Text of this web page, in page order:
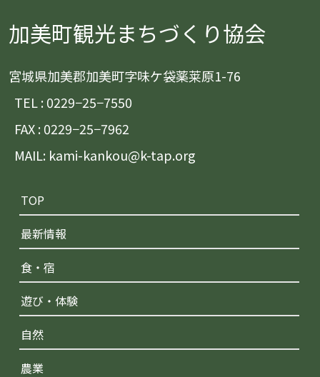
加美町観光まちづくり協会
宮城県加美郡加美町字味ケ袋薬莱原1-76
TEL : 0229−25−7550
FAX : 0229−25−7962
MAIL: kami-kankou@k-tap.org
TOP
最新情報
食・宿
遊び・体験
自然
農業